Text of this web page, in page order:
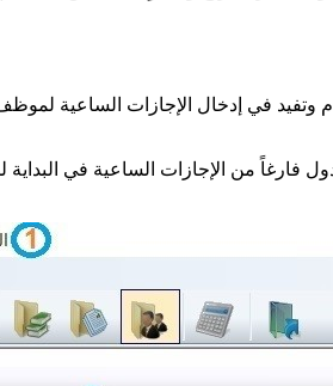
وتفيد في إدخال الإجازات الساعية
الإجازات الساعية (صورة رقم 2) من الشكل أدناه وسيكون الجدول فارغاً